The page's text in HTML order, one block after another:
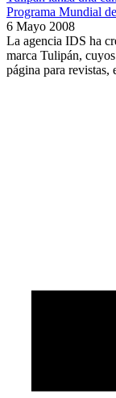
Programa Mundial
6 Mayo 2008
La agencia IDS ha
marca Tulipán,
página para revistas,